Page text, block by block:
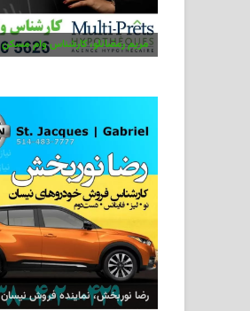
مریم رمضانلو، کارشناس وام مسکن
رضا نوربخش، نماینده فروش نیسان